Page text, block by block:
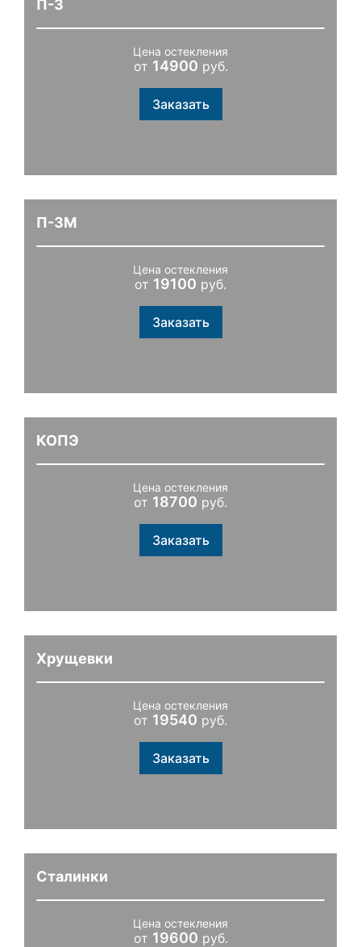
П-3
Цена остекления
от 14900 руб.
Заказать
П-3М
Цена остекления
от 19100 руб.
Заказать
КОПЭ
Цена остекления
от 18700 руб.
Заказать
Хрущевки
Цена остекления
от 19540 руб.
Заказать
Сталинки
Цена остекления
от 19600 руб.